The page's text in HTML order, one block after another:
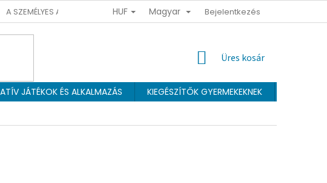
A SZEMÉLYES ADATOK VÉDELMÉNEK FELTÉTELEI ÜZLETI FELTÉTELEK
HUF Magyar Bejelentkezés
KOSÁR
Üres kosár
JÁTÉKOK ÉS ALKALMAZÁS KIEGÉSZÍTŐK GYERMEKEKNEK